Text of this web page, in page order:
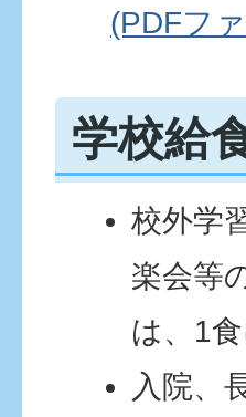
(PDFフ
学校給
校外学
楽会等
は、1
入院、